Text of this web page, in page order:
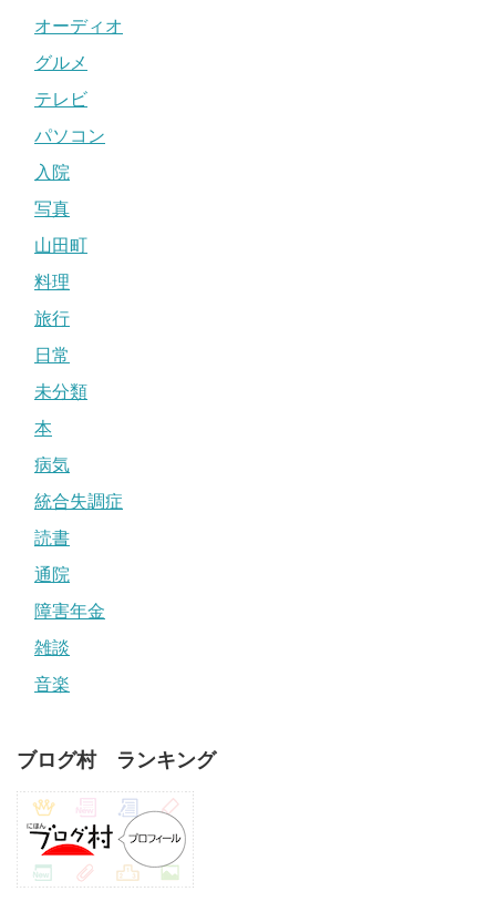
オーディオ
グルメ
テレビ
パソコン
入院
写真
山田町
料理
旅行
日常
未分類
本
病気
統合失調症
読書
通院
障害年金
雑談
音楽
ブログ村 ランキング